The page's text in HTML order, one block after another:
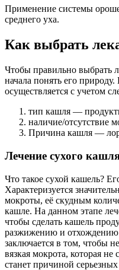
Применение системы
среднего уха.
Как выбрать
Чтобы правильно выбрать
начала понять его
осуществляется с учетом
тип кашля —
наличие/отсутствие
Причина кашля —
Лечение сухого
Что такое сухой кашель?
Характеризуется
мокроты, её скудным
кашле. На данном этапе
чтобы сделать кашель
разжижению и
заключается в том, чтобы
вязкая мокрота, которая
станет причиной